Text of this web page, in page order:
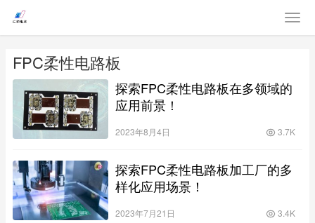
FPC柔性电路板
探索FPC柔性电路板在多领域的
应用前景！
2023年8月4日 3.7K
探索FPC柔性电路板加工厂的多
样化应用场景！
2023年7月21日 3.4K